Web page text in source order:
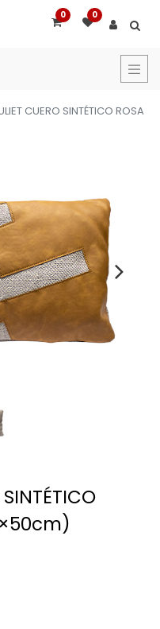
0 0
CUERO SINTÉTICO ROSA